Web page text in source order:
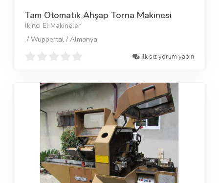
Tam Otomatik Ahşap Torna Makinesi
İkinci El Makineler
/ Wuppertal / Almanya
İlk siz yorum yapın